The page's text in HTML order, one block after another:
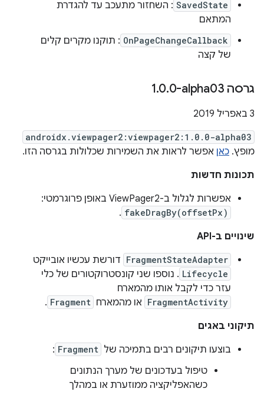
SavedState : השחזור מתעכב עד להגדרת
המתאם
OnPageChangeCallback : תוקנו מקרים קלים
של קצה
גרסה ‎1 .0.0-alpha03
‫3 באפריל 2019
androidx.viewpager2:viewpager2:1.0.0-alpha03
מופץ. כאן אפשר לראות את השמירות שכלולות בגרסה הזו.
תכונות חדשות
אפשרות לגלול ב-ViewPager2 באופן פרוגרמטי:
fakeDragBy(offsetPx)
.
שינויים ב-API
FragmentStateAdapter דורשת עכשיו אובייקט
Lifecycle . נוספו שני קונסטרוקטורים של כלי
עזר כדי לקבל אותו מהמארח
FragmentActivity או מהמארח Fragment
.
תיקוני באגים
בוצעו תיקונים רבים בתמיכה של Fragment
:
טיפול בעדכונים של מערך הנתונים
כשהאפליקציה ממוזערת או במהלך